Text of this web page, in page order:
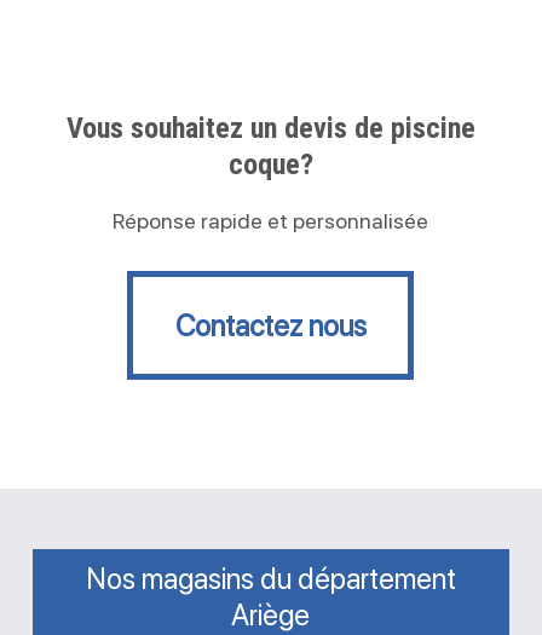
Vous souhaitez un devis de piscine
coque?
Réponse rapide et personnalisée
Contactez nous
Contactez nous
Nos magasins du département
Ariège